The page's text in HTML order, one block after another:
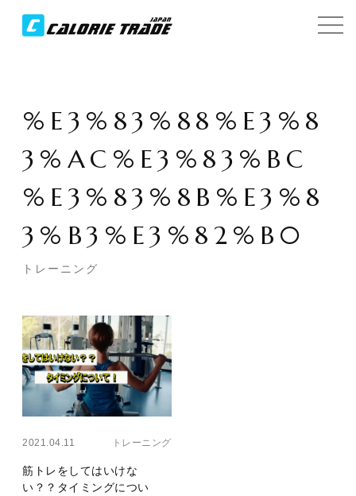
%E3%83%88%E3%8
3%AC%E3%83%BC
%E3%83%8B%E3%8
3%B3%E3%82%B0
トレーニング
2021.04.11 トレーニング
筋トレをしてはいけな
い？？タイミングについ